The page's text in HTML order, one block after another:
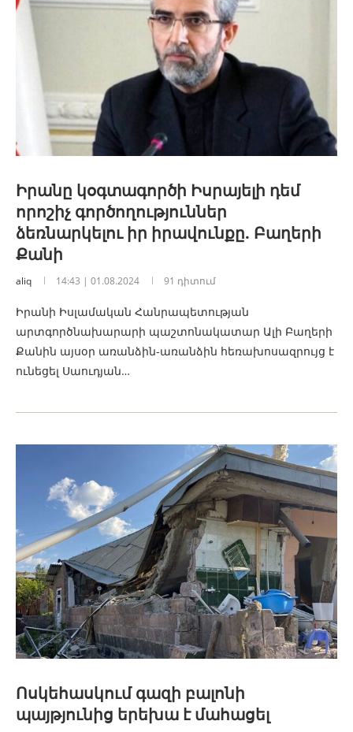
Իրանը կօգտագործի Իսրայելի դեմ
որոշիչ գործողություններ
ձեռնարկելու իր իրավունքը. Բաղերի
Քանի
aliq 14:43 | 01.08.2024 91 դիտում
Իրանի Իսլամական Հանրապետության
արտգործնախարարի պաշտոնակատար Ալի Բաղերի
Քանին այսօր առանձին-առանձին հեռախոսազրույց է
ունեցել Սաուդյան…
Ոսկեհասկում գազի բալոնի
պայթյունից երեխա է մահացել